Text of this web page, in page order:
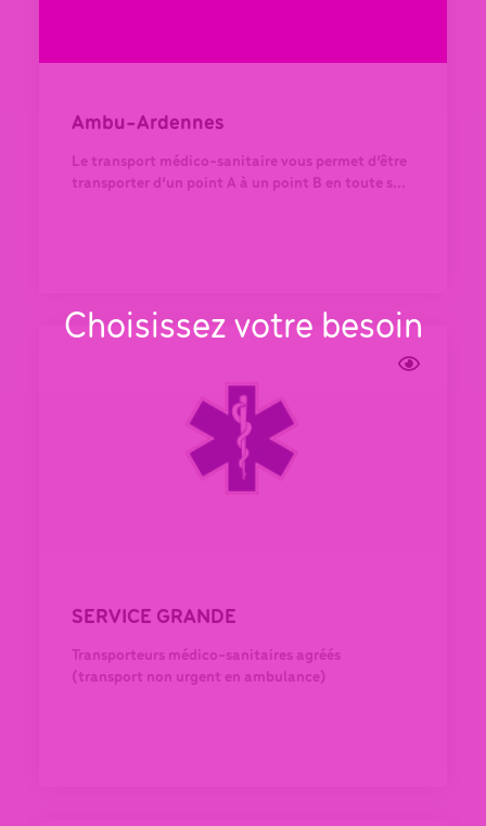
Ambu-Ardennes
Le transport médico-sanitaire vous permet d’être
transporter d’un point A à un point B en toute s...
SERVICE GRANDE
Transporteurs médico-sanitaires agréés
(transport non urgent en ambulance)
Choisissez votre besoin